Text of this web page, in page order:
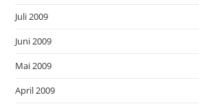
Juli 2009
Juni 2009
Mai 2009
April 2009